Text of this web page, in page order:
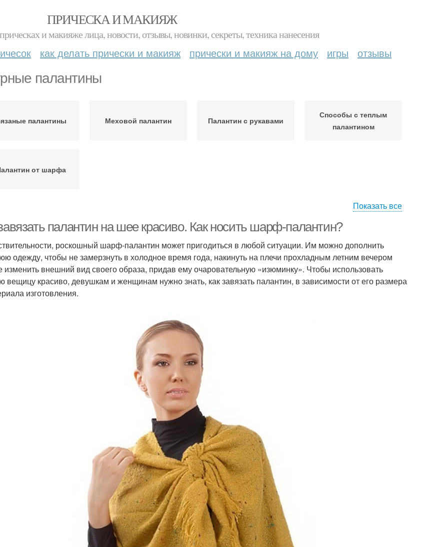
ПРИЧЕСКА И МАКИЯЖ
и макияже лица, новости, отзывы, новинки, секреты, техника нанесения
как делать прически и макияж прически и макияж на дому игры отзывы
палантины
палантины Меховой палантин Палантин с рукавами
Способы с теплым
палантином
от шарфа
Показать все
палантин на шее красиво. Как носить шарф-палантин?
роскошный шарф-палантин может пригодиться в любой ситуации. Им можно дополнить
одежду, чтобы не замерзнуть в холодное время года, накинуть на плечи прохладным летним вечером
изменить внешний вид своего образа, придав ему очаровательную «изюминку». Чтобы использовать
вещицу красиво, девушкам и женщинам нужно знать, как завязать палантин, в зависимости от его размера
изготовления.